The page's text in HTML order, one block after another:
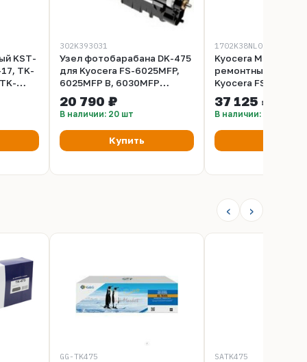
KST-
TK-
3190
302K393031
Узел фотобарабана DK-475
для Kyocera FS-6025MFP,
6025MFP B, 6030MFP
(302K393031)
20 790 ₽
В наличии: 20 шт
Купить
1702K38NL0
Kyocera MK-475 -
ремонтный
Kyocera FS-
6030MFP, FS-
37 125 ₽
В наличии: 86 шт
‹ ›
GG-TK475 SATK475